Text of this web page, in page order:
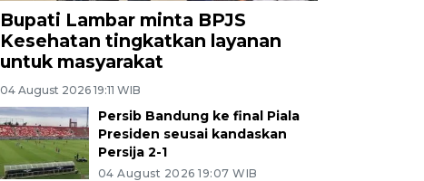
Bupati Lambar minta BPJS
Kesehatan tingkatkan layanan
untuk masyarakat
04 August 2026 19:11 WIB
Persib Bandung ke final Piala
Presiden seusai kandaskan
Persija 2-1
04 August 2026 19:07 WIB